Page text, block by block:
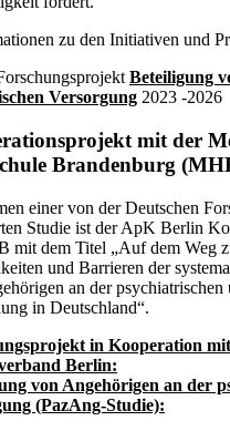
zu den Initiativen und
Beteiligung
Versorgung 2023 -2026
mit der
Brandenburg
einer von der Deutschen
Studie ist der ApK Berlin
mit dem Titel „Auf dem Weg
und Barrieren der
an der psychiatrischen
in Deutschland“.
in Kooperation
Berlin:
von Angehörigen an der
(PazAng-Studie):